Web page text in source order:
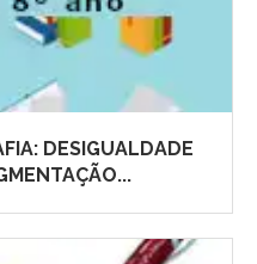
DESIGUALDADE